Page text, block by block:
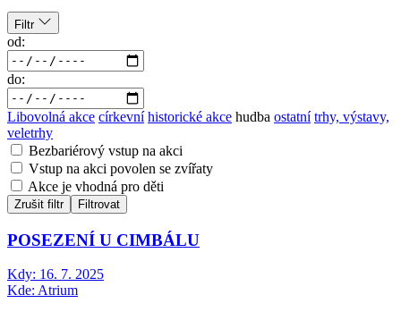
Filtr
od:
do:
Libovolná akce církevní historické akce hudba ostatní trhy, výstavy,
veletrhy
Bezbariérový vstup na akci
Vstup na akci povolen se zvířaty
Akce je vhodná pro děti
Zrušit filtr Filtrovat
POSEZENÍ U CIMBÁLU
Kdy: 16. 7. 2025
Kde: Atrium